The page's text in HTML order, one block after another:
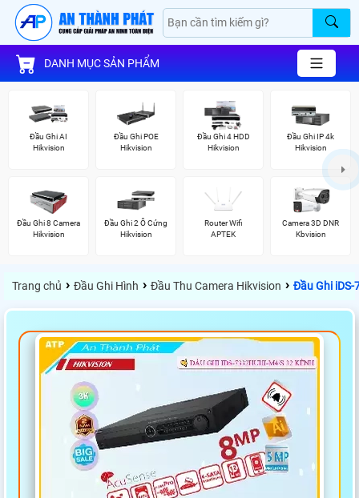
DANH MỤC SẢN PHẨM
Đầu Ghi AI
Hikvision
Đầu Ghi POE
Hikvision
Đầu Ghi 4 HDD
Hikvision
Đầu Ghi IP 4k
Hikvision
Đầu Ghi 8 Camera
Hikvision
Đầu Ghi 2 Ổ Cứng
Hikvision
Router Wifi
APTEK
Camera 3D DNR
Kbvision
Trang chủ › Đầu Ghi Hình › Đầu Thu Camera Hikvision › Đầu Ghi